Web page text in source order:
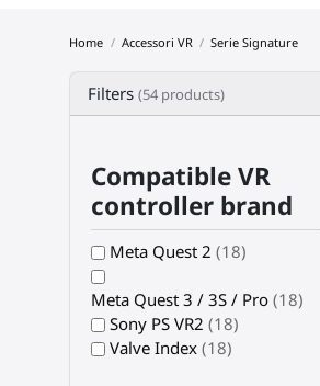
Home Accessori VR Serie Signature
Filters(54 products)
Compatible VR
controller brand
Meta Quest 2 (18)
Meta Quest 3 / 3S / Pro (18)
Sony PS VR2 (18)
Valve Index (18)